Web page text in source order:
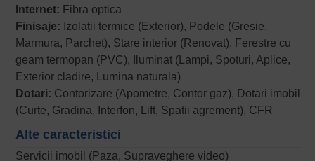
Internet: Fibra optica
Finisaje: Izolatii termice (Exterior), Podele (Gresie,
Marmura, Parchet), Stare interior (Renovat), Ferestre cu
geam termopan (PVC), Iluminat (Lampi, Spoturi, Aplice,
Exterior cladire, Lumina naturala)
Dotari: Contorizare (Apometre, Contor gaz), Dotari imobil
(Curte, Gradina, Interfon, Lift, Spatii agrement), CFR
Alte caracteristici
Servicii imobil (Paza, Supraveghere video)